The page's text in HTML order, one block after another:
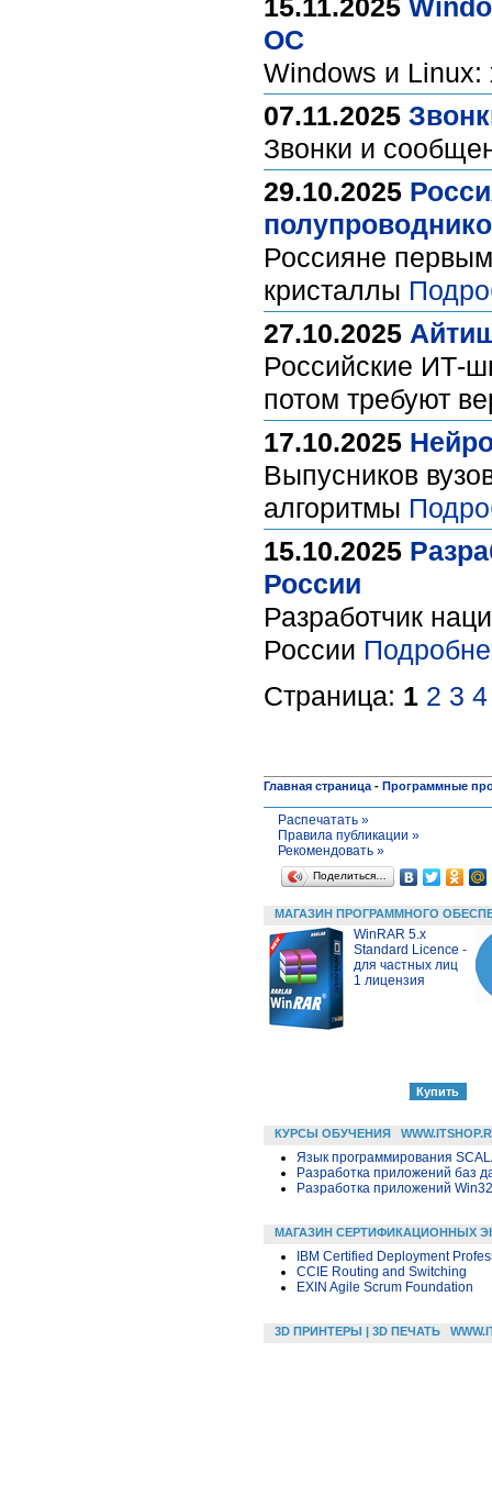
15.11.2025
ОС
Windows и Linux:
07.11.2025
Звонки и
29.10.2025
Россияне
кристаллы
27.10.2025
Российские ИТ-
потом требуют
17.10.2025
Выпусников
алгоритмы
15.10.2025
России
Разработчик
России
Страница: 1 2 3 4
Главная страница - Программные
Распечатать »
Правила публикации »
Рекомендовать »
Поделиться…
МАГАЗИН ПРОГРАММНОГО
WinRAR 5.x
Standard Licence -
для частных лиц
1 лицензия
КУРСЫ ОБУЧЕНИЯ
Язык программирования
Разработка приложений баз
Разработка приложений
МАГАЗИН СЕРТИФИКАЦИОННЫХ
IBM Certified Deployment
CCIE Routing and Switching
EXIN Agile Scrum Foundation
3D ПРИНТЕРЫ | 3D ПЕЧАТЬ